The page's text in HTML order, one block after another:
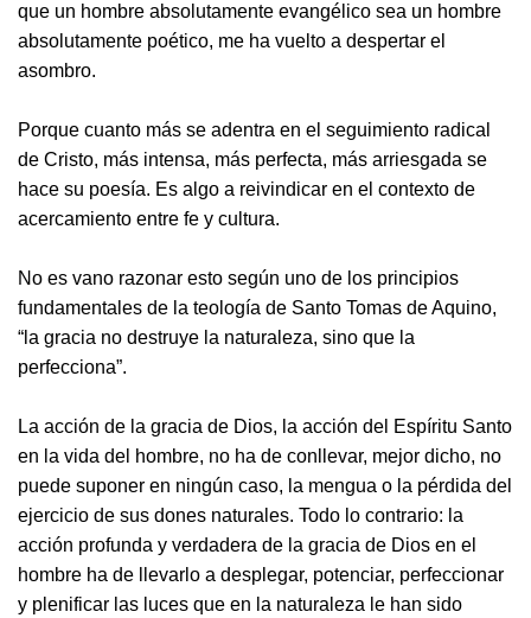
que un hombre absolutamente evangélico sea un hombre
absolutamente poético, me ha vuelto a despertar el
asombro.
Porque cuanto más se adentra en el seguimiento radical
de Cristo, más intensa, más perfecta, más arriesgada se
hace su poesía. Es algo a reivindicar en el contexto de
acercamiento entre fe y cultura.
No es vano razonar esto según uno de los principios
fundamentales de la teología de Santo Tomas de Aquino,
“la gracia no destruye la naturaleza, sino que la
perfecciona”.
La acción de la gracia de Dios, la acción del Espíritu Santo
en la vida del hombre, no ha de conllevar, mejor dicho, no
puede suponer en ningún caso, la mengua o la pérdida del
ejercicio de sus dones naturales. Todo lo contrario: la
acción profunda y verdadera de la gracia de Dios en el
hombre ha de llevarlo a desplegar, potenciar, perfeccionar
y plenificar las luces que en la naturaleza le han sido